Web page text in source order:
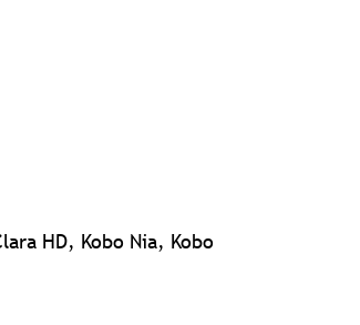
HD, Kobo Nia, Kobo